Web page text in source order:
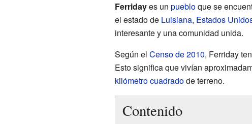
Ferridayes un puebloque se
el estado de Luisiana, Estados
interesante y una comunidad unida.
Según el Censo de 2010, Ferriday
Esto significa que vivían
kilómetro cuadradode terreno.
Contenido